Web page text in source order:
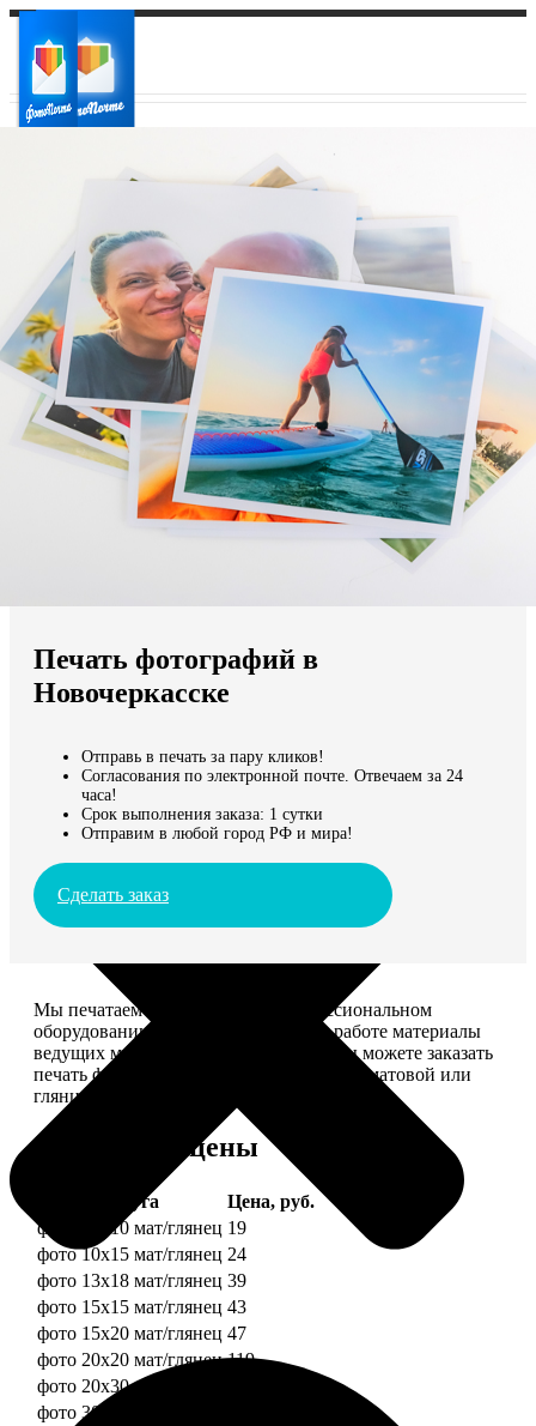
Ваш регион доставки
Выберите из списка:
Мы доставляем по всему миру
Продолжить без города
Печать фотографий в
Новочеркасске
Отправь в печать за пару кликов!
Согласования по электронной почте. Отвечаем за 24
часа!
Срок выполнения заказа: 1 сутки
Отправим в любой город РФ и мира!
Сделать заказ
Мы печатаем фотографии на профессиональном
оборудовании Noritsu, используем в работе материалы
ведущих мировых производителей. Вы можете заказать
печать фотографий разных форматов на матовой или
глянцевой фотобумаге.
Форматы и цены
Услуга
Цена, руб.
фото 10х10 мат/глянец 19
фото 10х15 мат/глянец 24
фото 13х18 мат/глянец 39
фото 15х15 мат/глянец 43
фото 15х20 мат/глянец 47
фото 20х20 мат/глянец 119
фото 20х30 мат/глянец
фото 30х30 мат/глянец